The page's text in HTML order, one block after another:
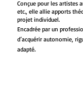
Conçue pour les artistes
etc., elle allie apports
projet individuel.
Encadrée par un
d’acquérir autonomie,
adapté.